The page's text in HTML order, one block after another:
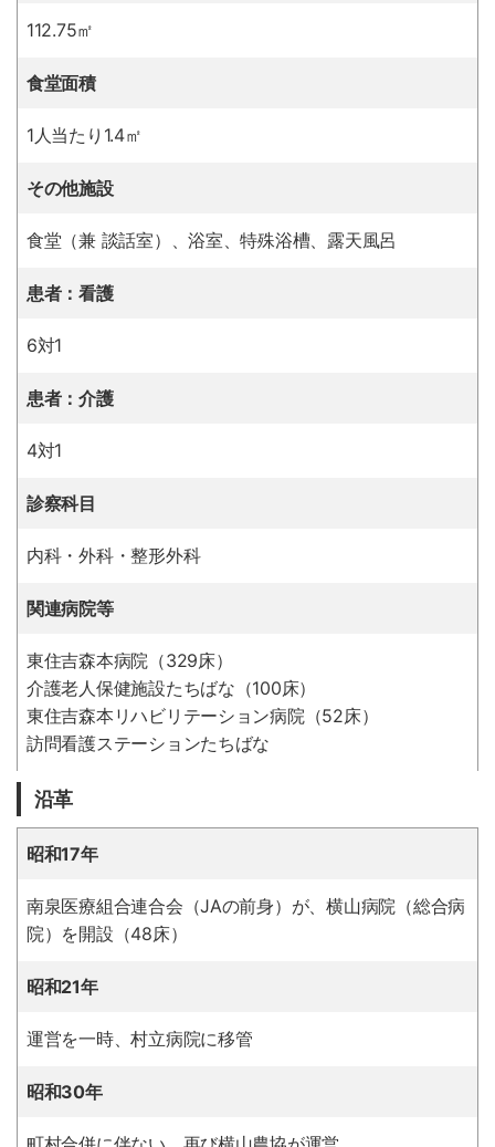
112.75㎡
食堂面積
1人当たり1.4㎡
その他施設
食堂（兼 談話室）、浴室、特殊浴槽、露天風呂
患者：看護
6対1
患者：介護
4対1
診察科目
内科・外科・整形外科
関連病院等
東住吉森本病院（329床）
介護老人保健施設たちばな（100床）
東住吉森本リハビリテーション病院（52床）
訪問看護ステーションたちばな
沿革
昭和17年
南泉医療組合連合会（JAの前身）が、横山病院（総合病
院）を開設（48床）
昭和21年
運営を一時、村立病院に移管
昭和30年